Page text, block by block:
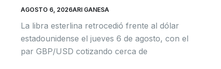
AGOSTO 6, 2026ARI GANESA
La libra esterlina retrocedió frente al dólar
estadounidense el jueves 6 de agosto, con el
par GBP/USD cotizando cerca de